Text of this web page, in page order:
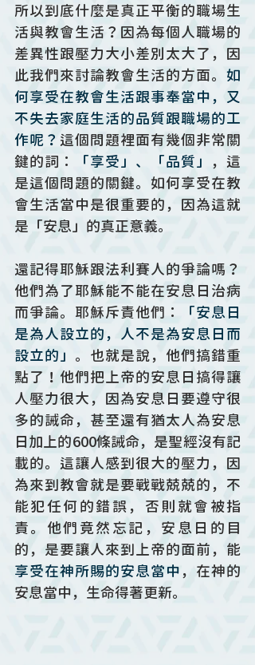
所以到底什麼是真正平衡的職場生
活與教會生活？因為每個人職場的
差異性跟壓力大小差別太大了，因
此我們來討論教會生活的方面。 如
何享受在教會生活跟事奉當中，又
不失去家庭生活的品質跟職場的工
作呢？ 這個問題裡面有幾個非常關
鍵的詞：
「享受」、「品質」 ，這
是這個問題的關鍵。如何享受在教
會生活當中是很重要的，因為這就
是「安息」的真正意義。
還記得耶穌跟法利賽人的爭論嗎？
他們為了耶穌能不能在安息日治病
而爭論。耶穌斥責他們：
「安息日
是為人設立的，人不是為安息日而
設立的」 。也就是說，他們搞錯重
點了！他們把上帝的安息日搞得讓
人壓力很大，因為安息日要遵守很
多的誡命，甚至還有猶太人為安息
日加上的600條誡命，是聖經沒有記
載的。這讓人感到很大的壓力，因
為來到教會就是要戰戰兢兢的，不
能犯任何的錯誤，否則就會被指
責。他們竟然忘記，安息日的目
的，是要讓人來到上帝的面前，能
享受在神所賜的安息當中 ，在神的
安息當中，生命得著更新。